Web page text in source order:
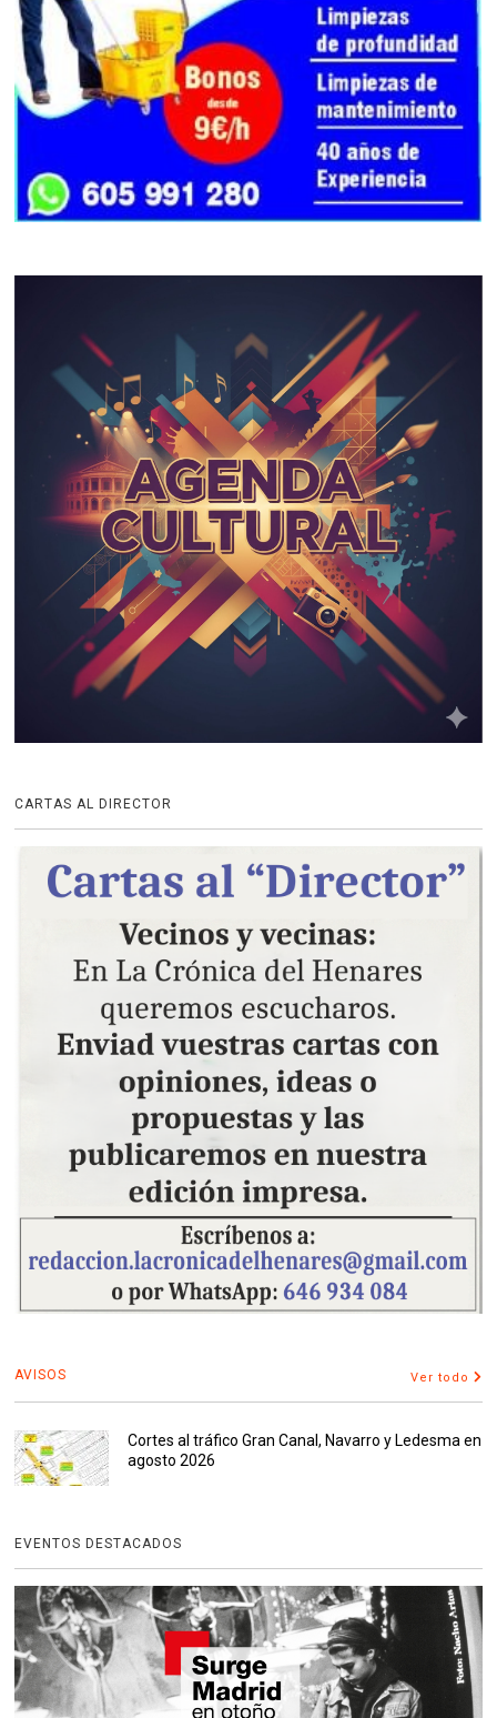
CARTAS AL DIRECTOR
AVISOS Ver todo
Cortes al tráfico Gran Canal, Navarro y Ledesma en
agosto 2026
EVENTOS DESTACADOS